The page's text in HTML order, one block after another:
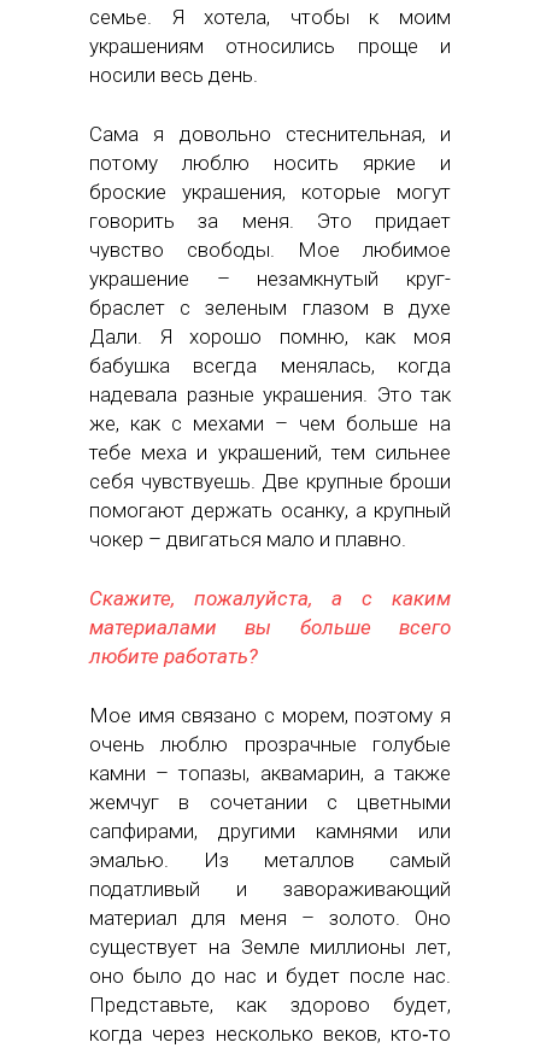
семье. Я хотела, чтобы к моим
украшениям относились проще и
носили весь день.
Сама я довольно стеснительная, и
потому люблю носить яркие и
броские украшения, которые могут
говорить за меня. Это придает
чувство свободы. Мое любимое
украшение – незамкнутый круг-
браслет с зеленым глазом в духе
Дали. Я хорошо помню, как моя
бабушка всегда менялась, когда
надевала разные украшения. Это так
же, как с мехами – чем больше на
тебе меха и украшений, тем сильнее
себя чувствуешь. Две крупные броши
помогают держать осанку, а крупный
чокер – двигаться мало и плавно.
Скажите, пожалуйста, а с каким
материалами вы больше всего
любите работать?
Мое имя связано с морем, поэтому я
очень люблю прозрачные голубые
камни – топазы, аквамарин, а также
жемчуг в сочетании с цветными
сапфирами, другими камнями или
эмалью. Из металлов самый
податливый и завораживающий
материал для меня – золото. Оно
существует на Земле миллионы лет,
оно было до нас и будет после нас.
Представьте, как здорово будет,
когда через несколько веков, кто‑то